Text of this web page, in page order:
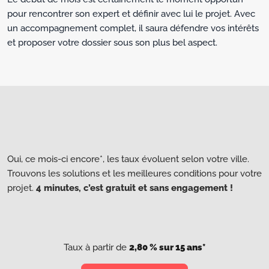
pour rencontrer son expert et définir avec lui le projet. Avec
un accompagnement complet, il saura défendre vos intérêts
et proposer votre dossier sous son plus bel aspect.
Oui, ce mois-ci encore*, les taux évoluent selon votre ville.
Trouvons les solutions et les meilleures conditions pour votre
projet. 4 minutes, c’est gratuit et sans engagement !
Taux à partir de 2,80 % sur 15 ans*